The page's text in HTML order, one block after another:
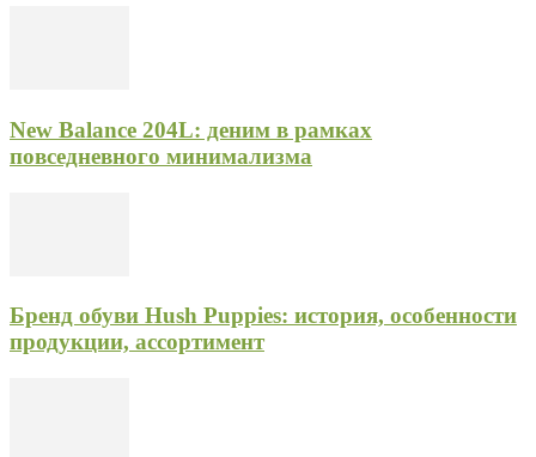
New Balance 204L: деним в рамках
повседневного минимализма
Бренд обуви Hush Puppies: история, особенности
продукции, ассортимент